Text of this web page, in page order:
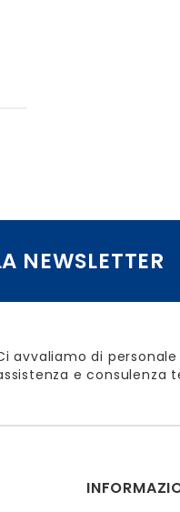
NEWSLETTER
avvaliamo di
e consulenza